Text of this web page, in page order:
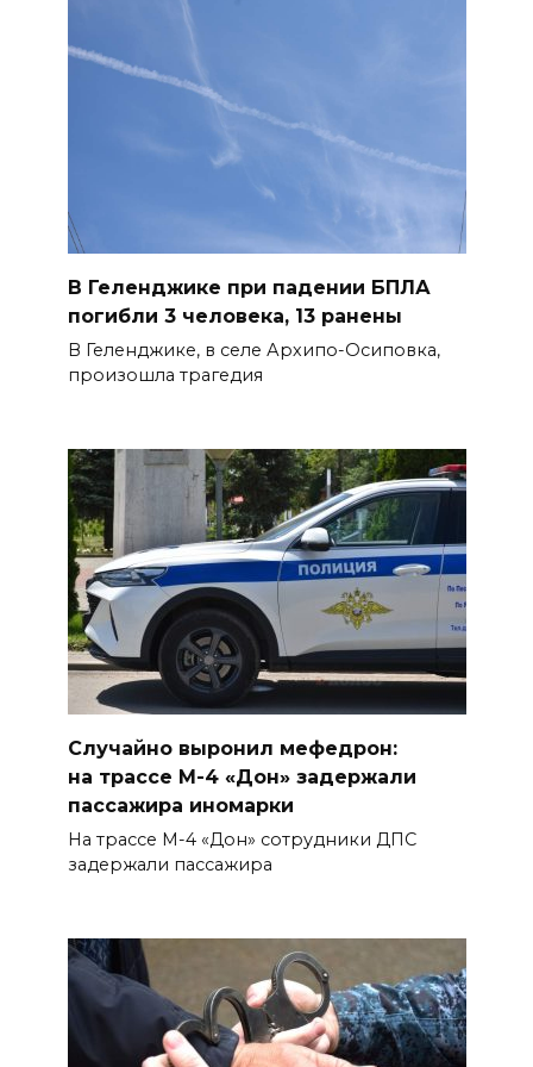
объявили штормовое
предупреждение из-за
высокого риска пожаров
08 августа 2026 09:32
Азовского моря сбили
вражеские БПЛА
08 августа 2026 09:29
Аномальная жара до +40 °C
августа
08 августа 2026 09:23
Ночью дежурными силами
ПВО перехвачены и
уничтожены 397 украинских
беспилотников
08 августа 2026 09:19
Более 30 БПЛА сбили ночью в
пяти районах Ростовской
области
07 августа 2026 23:00
сберечь – спрячьте первое
сорванное яблоко: приметы
на 8 августа
07 августа 2026 22:04
В Геленджике при падении БПЛА
погибли 3 человека, 13 ранены
В Геленджике, в селе Архипо-Осиповка,
произошла трагедия
Случайно выронил мефедрон:
на трассе М-4 «Дон» задержали
пассажира иномарки
На трассе М-4 «Дон» сотрудники ДПС
задержали пассажира